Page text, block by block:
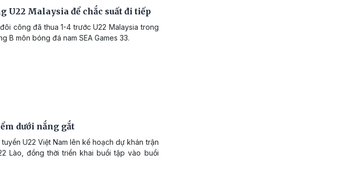
U22 Malaysia để chắc suất đi tiếp
công đã thua 1-4 trước U22 Malaysia trong
B môn bóng đá nam SEA Games 33.
dưới nắng gắt
U22 Việt Nam lên kế hoạch dự khán trận
Lào, đồng thời triển khai buổi tập vào buổi